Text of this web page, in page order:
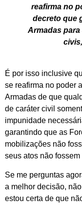
reafirma no
decreto que
Armadas
É por isso inclusive
se reafirma no poder
Armadas de que
de caráter civil
impunidade
garantindo que as
mobilizações não
seus atos não
Se me perguntas
a melhor decisão,
estou certa de que